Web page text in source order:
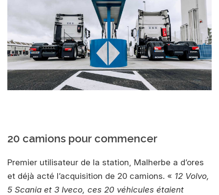
20 camions pour commencer
Premier utilisateur de la station, Malherbe a d’ores
et déjà acté l’acquisition de 20 camions. « 12 Volvo,
5 Scania et 3 Iveco, ces 20 véhicules étaient